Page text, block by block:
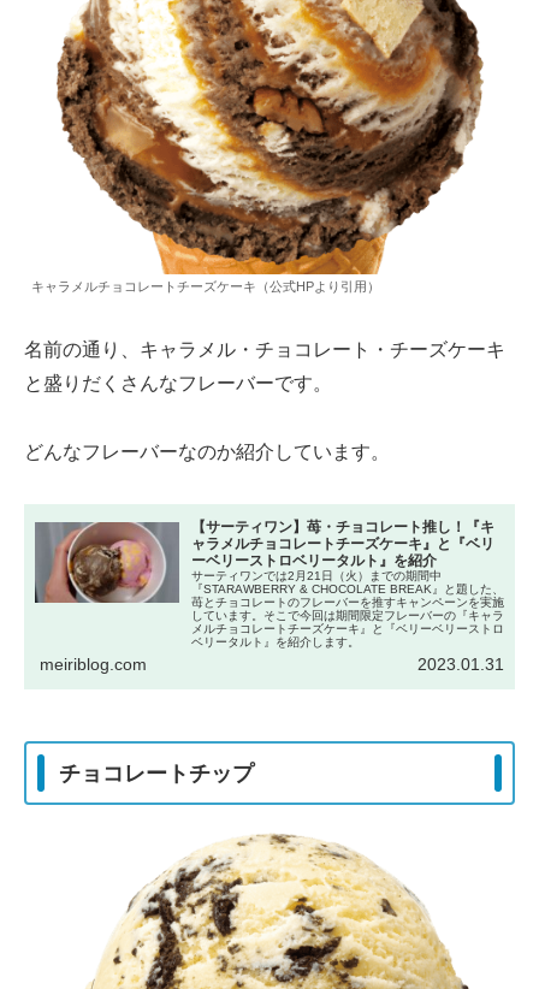
キャラメルチョコレートチーズケーキ（公式HPより引用）
名前の通り、キャラメル・チョコレート・チーズケーキ
と盛りだくさんなフレーバーです。
どんなフレーバーなのか紹介しています。
【サーティワン】苺・チョコレート推し！『キ
ャラメルチョコレートチーズケーキ』と『ベリ
ーベリーストロベリータルト』を紹介
サーティワンでは2月21日（火）までの期間中
『STARAWBERRY & CHOCOLATE BREAK』と題した、
苺とチョコレートのフレーバーを推すキャンペーンを実施
しています。そこで今回は期間限定フレーバーの『キャラ
メルチョコレートチーズケーキ』と『ベリーベリーストロ
ベリータルト』を紹介します。
meiriblog.com 2023.01.31
チョコレートチップ